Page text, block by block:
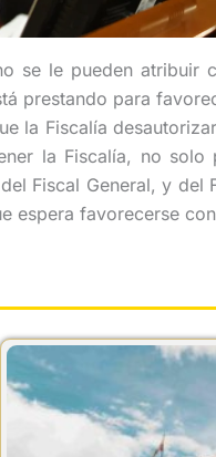
se le pueden atribuir
prestando para
la Fiscalía
la Fiscalía, no
Fiscal General, y
espera favorecerse